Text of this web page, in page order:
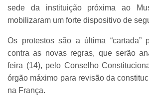
sede da instituição próxima ao
mobilizaram um forte dispositivo de
Os protestos são a última “cartada”
contra as novas regras, que serão
feira (14), pelo Conselho
órgão máximo para revisão da
na França.